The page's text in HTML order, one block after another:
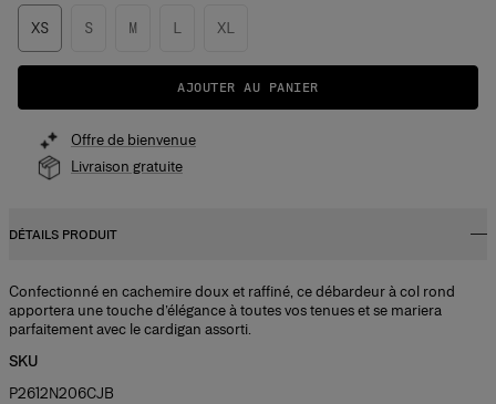
XS S M L XL
AJOUTER AU PANIER
Offre de bienvenue
Livraison gratuite
DÉTAILS PRODUIT
Confectionné en cachemire doux et raffiné, ce débardeur à col rond
apportera une touche d’élégance à toutes vos tenues et se mariera
parfaitement avec le cardigan assorti.
SKU
P2612N206CJB